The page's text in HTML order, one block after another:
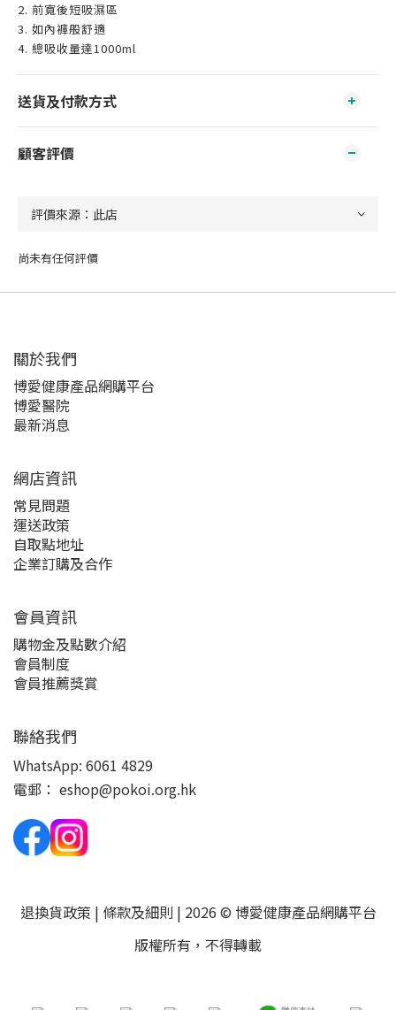
2. 前寬後短吸濕區
3. 如內褲般舒適
4. 總吸收量達1000ml
送貨及付款方式
顧客評價
尚未有任何評價
關於我們‎
博愛健康產品網購平台
博愛醫院
最新消息
網店資訊
常見問題
運送政策
自取點地址
企業訂購及合作
會員資訊
購物金及點數介紹
會員制度
會員推薦獎賞
聯絡我們
WhatsApp: 6061 4829
電郵： eshop@pokoi.org.hk
退換貨政策 | 條款及細則 | 2026 © 博愛健康產品網購平台
版權所有，不得轉載